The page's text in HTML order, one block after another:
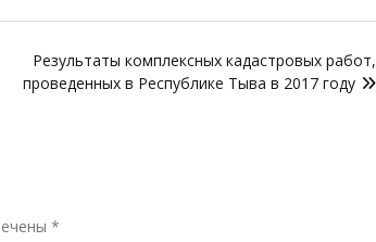
Результаты комплексных кадастровых работ,
проведенных в Республике Тыва в 2017 году
*